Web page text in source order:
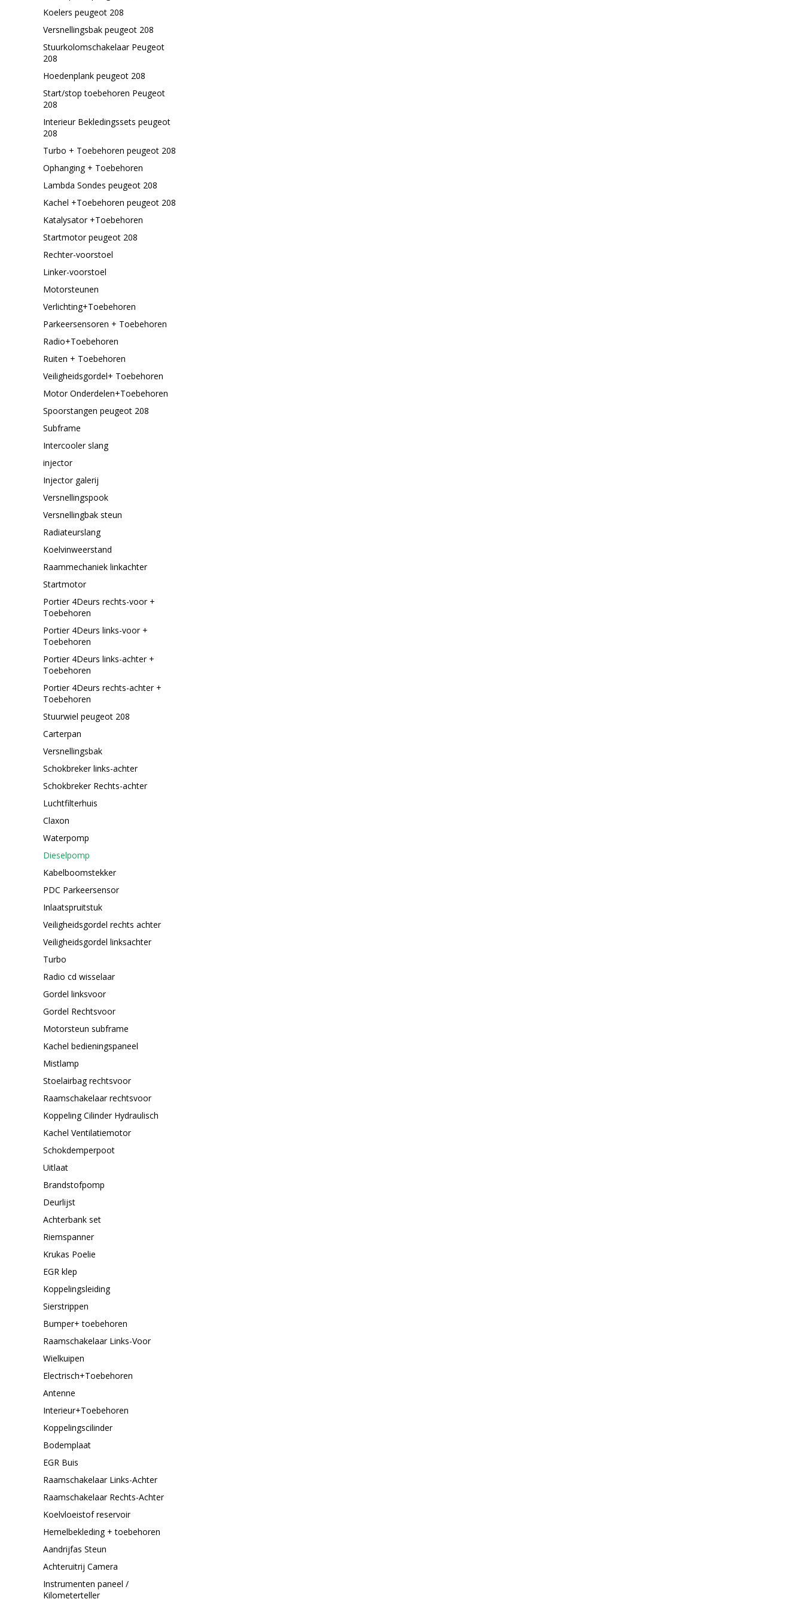
Koelers peugeot 208
Versnellingsbak peugeot 208
Stuurkolomschakelaar Peugeot
208
Hoedenplank peugeot 208
Start/stop toebehoren Peugeot
208
Interieur Bekledingssets peugeot
208
Turbo + Toebehoren peugeot 208
Ophanging + Toebehoren
Lambda Sondes peugeot 208
Kachel +Toebehoren peugeot 208
Katalysator +Toebehoren
Startmotor peugeot 208
Rechter-voorstoel
Linker-voorstoel
Motorsteunen
Verlichting+Toebehoren
Parkeersensoren + Toebehoren
Radio+Toebehoren
Ruiten + Toebehoren
Veiligheidsgordel+ Toebehoren
Motor Onderdelen+Toebehoren
Spoorstangen peugeot 208
Subframe
Intercooler slang
injector
Injector galerij
Versnellingspook
Versnellingbak steun
Radiateurslang
Koelvinweerstand
Raammechaniek linkachter
Startmotor
Portier 4Deurs rechts-voor +
Toebehoren
Portier 4Deurs links-voor +
Toebehoren
Portier 4Deurs links-achter +
Toebehoren
Portier 4Deurs rechts-achter +
Toebehoren
Stuurwiel peugeot 208
Carterpan
Versnellingsbak
Schokbreker links-achter
Schokbreker Rechts-achter
Luchtfilterhuis
Claxon
Waterpomp
Dieselpomp
Kabelboomstekker
PDC Parkeersensor
Inlaatspruitstuk
Veiligheidsgordel rechts achter
Veiligheidsgordel linksachter
Turbo
Radio cd wisselaar
Gordel linksvoor
Gordel Rechtsvoor
Motorsteun subframe
Kachel bedieningspaneel
Mistlamp
Stoelairbag rechtsvoor
Raamschakelaar rechtsvoor
Koppeling Cilinder Hydraulisch
Kachel Ventilatiemotor
Schokdemperpoot
Uitlaat
Brandstofpomp
Deurlijst
Achterbank set
Riemspanner
Krukas Poelie
EGR klep
Koppelingsleiding
Sierstrippen
Bumper+ toebehoren
Raamschakelaar Links-Voor
Wielkuipen
Electrisch+Toebehoren
Antenne
Interieur+Toebehoren
Koppelingscilinder
Bodemplaat
EGR Buis
Raamschakelaar Links-Achter
Raamschakelaar Rechts-Achter
Koelvloeistof reservoir
Hemelbekleding + toebehoren
Aandrijfas Steun
Achteruitrij Camera
Instrumenten paneel /
Kilometerteller